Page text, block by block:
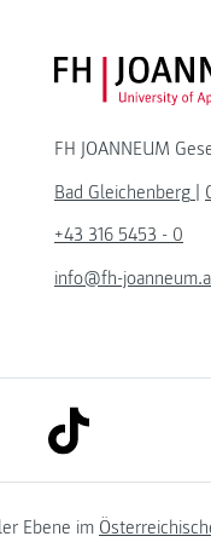
FH JOANNEUM
Bad Gleichenberg |
+43 316 5453 - 0
info@fh-
link to tiktok
Ebene im